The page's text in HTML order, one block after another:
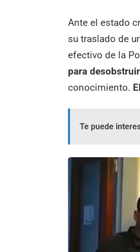
Ante el estado
su traslado de
efectivo de la
para
conocimiento.
Te puede